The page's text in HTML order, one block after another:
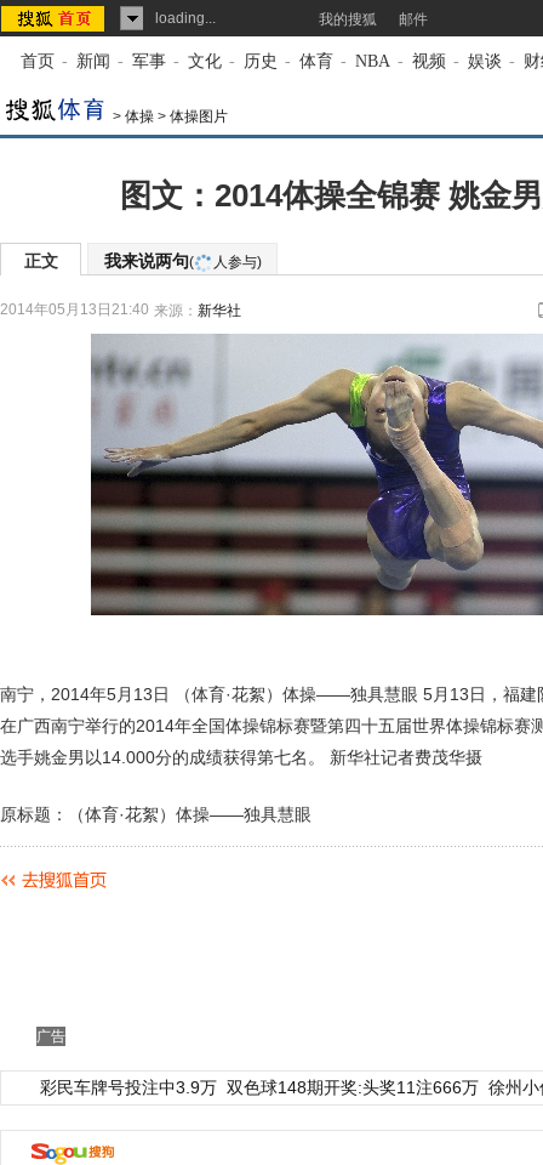
loading... 我的搜狐 邮件
首页 - 新闻 - 军事 - 文化 - 历史 - 体育 - NBA - 视频 - 娱谈 -
> 体操 > 体操图片
图文：2014体操全锦赛 姚金
正文 我来说两句( 人参与)
2014年05月13日21:40 来源： 新华社
南宁，2014年5月13日 （体育·花絮）体操——独具慧眼 5月13日，福建
在广西南宁举行的2014年全国体操锦标赛暨第四十五届世界体操锦标赛
选手姚金男以14.000分的成绩获得第七名。 新华社记者费茂华摄
原标题：（体育·花絮）体操——独具慧眼
广告
彩民车牌号投注中3.9万 双色球148期开奖:头奖11注666万 徐州